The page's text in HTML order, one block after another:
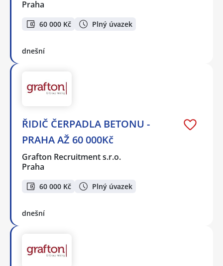
Praha
60 000 Kč Plný úvazek
dnešní
ŘIDIČ ČERPADLA BETONU -
PRAHA AŽ 60 000Kč
Grafton Recruitment s.r.o.
Praha
60 000 Kč Plný úvazek
dnešní